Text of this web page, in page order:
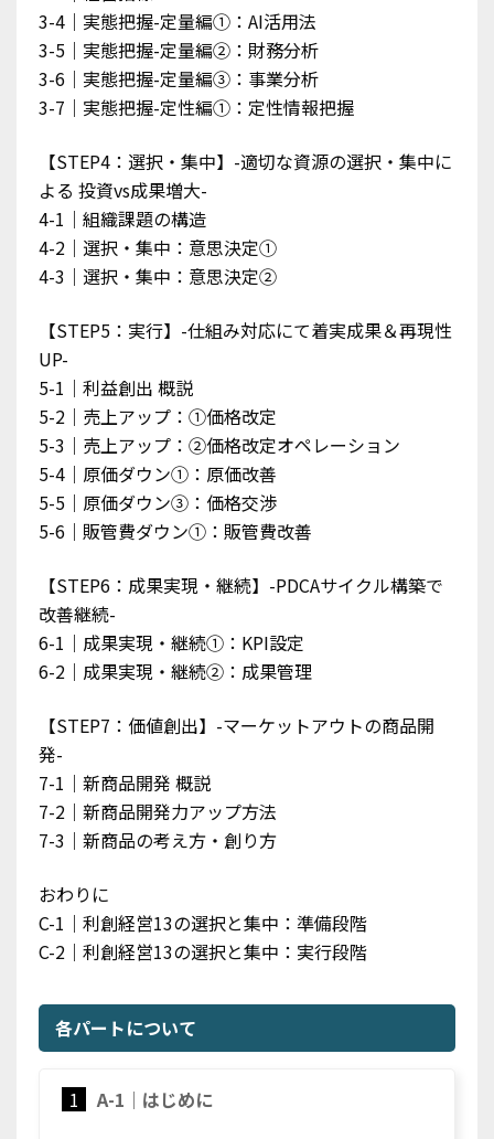
3-4｜実態把握-定量編①：AI活用法
3-5｜実態把握-定量編②：財務分析
3-6｜実態把握-定量編③：事業分析
3-7｜実態把握-定性編①：定性情報把握
【STEP4：選択・集中】-適切な資源の選択・集中に
よる 投資vs成果増大-
4-1｜組織課題の構造
4-2｜選択・集中：意思決定①
4-3｜選択・集中：意思決定②
【STEP5：実行】-仕組み対応にて着実成果＆再現性
UP-
5-1｜利益創出 概説
5-2｜売上アップ：①価格改定
5-3｜売上アップ：②価格改定オペレーション
5-4｜原価ダウン①：原価改善
5-5｜原価ダウン③：価格交渉
5-6｜販管費ダウン①：販管費改善
【STEP6：成果実現・継続】-PDCAサイクル構築で
改善継続-
6-1｜成果実現・継続①：KPI設定
6-2｜成果実現・継続②：成果管理
【STEP7：価値創出】-マーケットアウトの商品開
発-
7-1｜新商品開発 概説
7-2｜新商品開発力アップ方法
7-3｜新商品の考え方・創り方
おわりに
C-1｜利創経営13の選択と集中：準備段階
C-2｜利創経営13の選択と集中：実行段階
各パートについて
1 A-1｜はじめに